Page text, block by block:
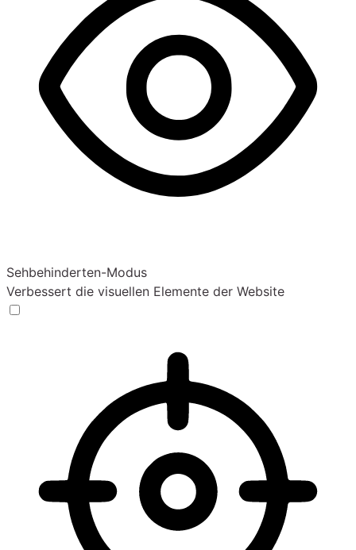
Sehbehinderten-Modus
Verbessert die visuellen Elemente der Website